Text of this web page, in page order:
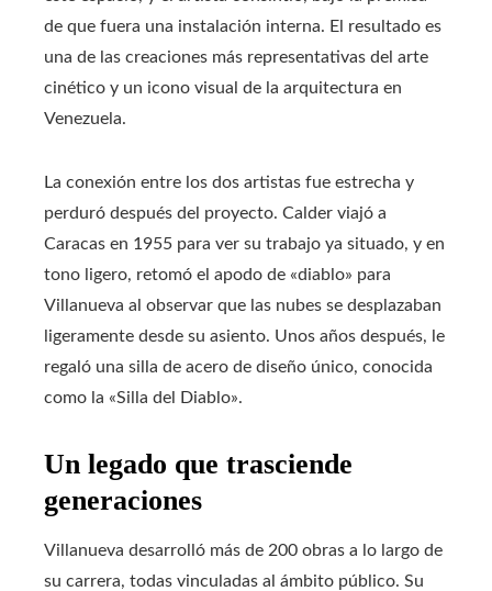
de que fuera una instalación interna. El resultado es
una de las creaciones más representativas del arte
cinético y un icono visual de la arquitectura en
Venezuela.
La conexión entre los dos artistas fue estrecha y
perduró después del proyecto. Calder viajó a
Caracas en 1955 para ver su trabajo ya situado, y en
tono ligero, retomó el apodo de «diablo» para
Villanueva al observar que las nubes se desplazaban
ligeramente desde su asiento. Unos años después, le
regaló una silla de acero de diseño único, conocida
como la «Silla del Diablo».
Un legado que trasciende
generaciones
Villanueva desarrolló más de 200 obras a lo largo de
su carrera, todas vinculadas al ámbito público. Su